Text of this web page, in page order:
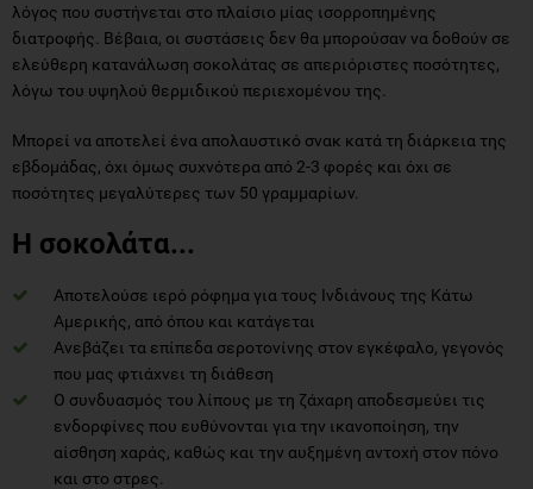
λόγος που συστήνεται στο πλαίσιο μίας ισορροπημένης
διατροφής. Βέβαια, οι συστάσεις δεν θα μπορούσαν να δοθούν σε
ελεύθερη κατανάλωση σοκολάτας σε απεριόριστες ποσότητες,
λόγω του υψηλού θερμιδικού περιεχομένου της.
Μπορεί να αποτελεί ένα απολαυστικό σνακ κατά τη διάρκεια της
εβδομάδας, όχι όμως συχνότερα από 2-3 φορές και όχι σε
ποσότητες μεγαλύτερες των 50 γραμμαρίων.
Η σοκολάτα...
Αποτελούσε ιερό ρόφημα για τους Ινδιάνους της Κάτω
Αμερικής, από όπου και κατάγεται
Ανεβάζει τα επίπεδα σεροτονίνης στον εγκέφαλο, γεγονός
που μας φτιάχνει τη διάθεση
Ο συνδυασμός του λίπους με τη ζάχαρη αποδεσμεύει τις
ενδορφίνες που ευθύνονται για την ικανοποίηση, την
αίσθηση χαράς, καθώς και την αυξημένη αντοχή στον πόνο
και στο στρες.